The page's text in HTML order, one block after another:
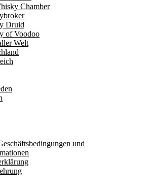
Chamber
Druid
of Voodoo
Welt
und